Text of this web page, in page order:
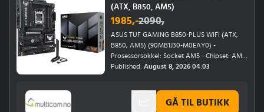
(ATX, B850, AM5)
1985,-2090,
ASUS TUF GAMING B850-PLUS WIFI (ATX,
B850, AM5) (90MB1J30-M0EAY0) -
Prosessorsokkel: Socket AM5 - Chipset: AMD
B850 - M.2 Slot: 3 - Minnespor: 4 x DIMM,
Published: August 8, 2026 04:03
GÅ TIL BUTIKK